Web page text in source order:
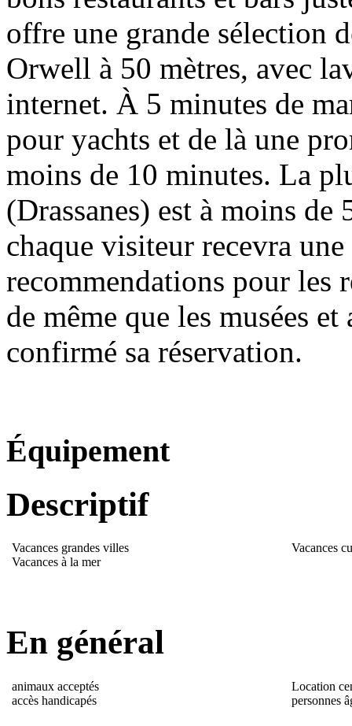
offre une grande sélection
Orwell à 50 mètres, avec
internet. À 5 minutes de
pour yachts et de là une
moins de 10 minutes. La
(Drassanes) est à moins
chaque visiteur recevra
recommendations pour les
de même que les musées
confirmé sa réservation.
Équipement
Descriptif
Vacances grandes villes
Vacances à la mer
Vacances
En général
animaux acceptés
accès handicapés
Location
personnes